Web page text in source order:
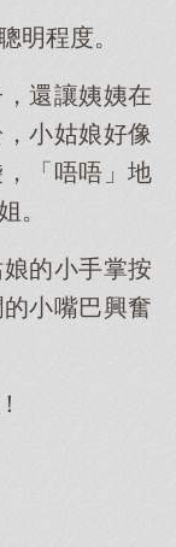
明程度。
還讓姨姨在
小姑娘好像
「唔唔」地
。
的小手掌按
小嘴巴興奮